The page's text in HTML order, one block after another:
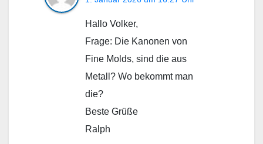
Hallo Volker,
Frage: Die Kanonen von
Fine Molds, sind die aus
Metall? Wo bekommt man
die?
Beste Grüße
Ralph